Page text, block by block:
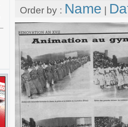
Order by : Name